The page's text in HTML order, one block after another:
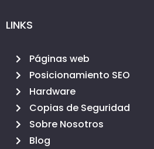
LINKS
Páginas web
Posicionamiento SEO
Hardware
Copias de Seguridad
Sobre Nosotros
Blog